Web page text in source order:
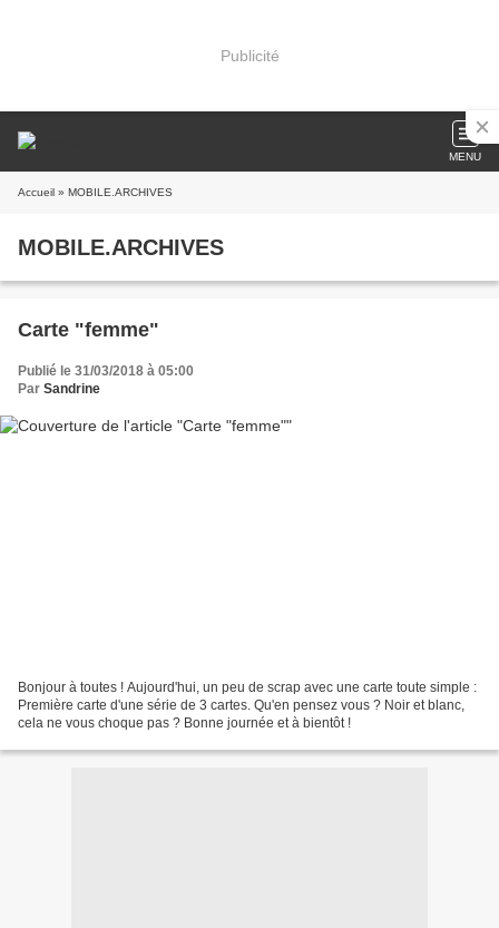
Publicité
MENU
Accueil » MOBILE.ARCHIVES
MOBILE.ARCHIVES
Carte "femme"
Publié le 31/03/2018 à 05:00
Par Sandrine
Bonjour à toutes ! Aujourd'hui, un peu de scrap avec une carte toute simple :
Première carte d'une série de 3 cartes. Qu'en pensez vous ? Noir et blanc,
cela ne vous choque pas ? Bonne journée et à bientôt !